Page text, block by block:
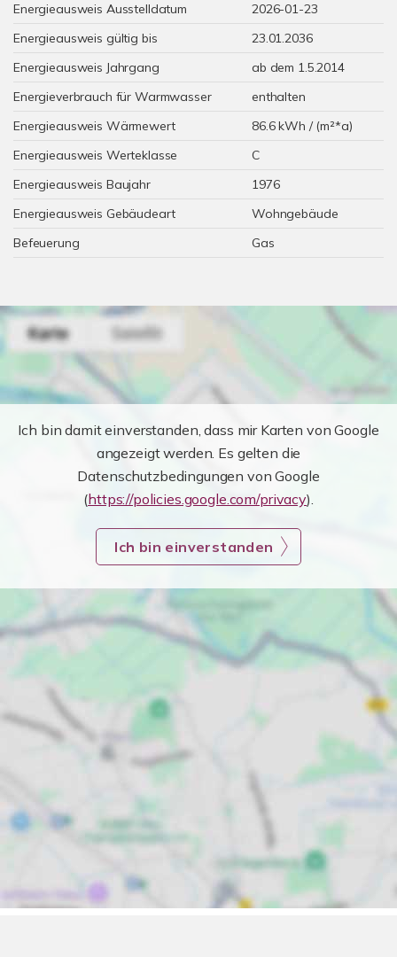
Energieausweis Ausstelldatum
2026-01-23
Energieausweis gültig bis
23.01.2036
Energieausweis Jahrgang
ab dem 1.5.2014
Energieverbrauch für Warmwasser
enthalten
Energieausweis Wärmewert
86.6 kWh / (m²*a)
Energieausweis Werteklasse
C
Energieausweis Baujahr
1976
Energieausweis Gebäudeart
Wohngebäude
Befeuerung
Gas
Ich bin damit einverstanden, dass mir Karten von Google
angezeigt werden. Es gelten die
Datenschutzbedingungen von Google
(https://policies.google.com/privacy).
Ich bin einverstanden